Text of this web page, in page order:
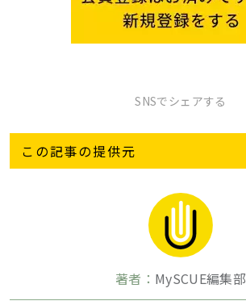
SNSでシェアする
この記事の提供元
著者： MySCUE編集部